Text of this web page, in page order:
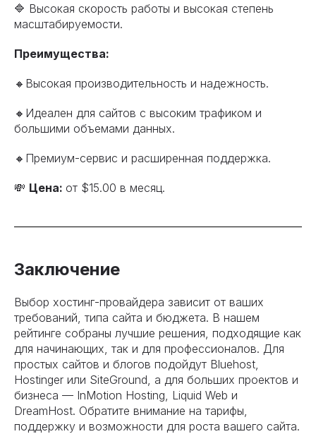
🔷 Высокая скорость работы и высокая степень
масштабируемости.
Преимущества:
🔸Высокая производительность и надежность.
🔸Идеален для сайтов с высоким трафиком и
большими объемами данных.
🔸Премиум-сервис и расширенная поддержка.
💸 Цена: от $15.00 в месяц.
Заключение
Выбор хостинг-провайдера зависит от ваших
требований, типа сайта и бюджета. В нашем
рейтинге собраны лучшие решения, подходящие как
для начинающих, так и для профессионалов. Для
простых сайтов и блогов подойдут Bluehost,
Hostinger или SiteGround, а для больших проектов и
бизнеса — InMotion Hosting, Liquid Web и
DreamHost. Обратите внимание на тарифы,
поддержку и возможности для роста вашего сайта.